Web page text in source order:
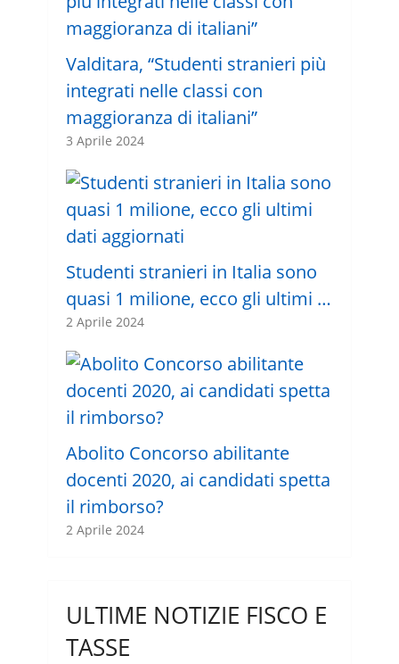
Valditara, “Studenti stranieri più
integrati nelle classi con
maggioranza di italiani”
3 Aprile 2024
Studenti stranieri in Italia sono
quasi 1 milione, ecco gli ultimi …
2 Aprile 2024
Abolito Concorso abilitante
docenti 2020, ai candidati spetta
il rimborso?
2 Aprile 2024
ULTIME NOTIZIE FISCO E
TASSE